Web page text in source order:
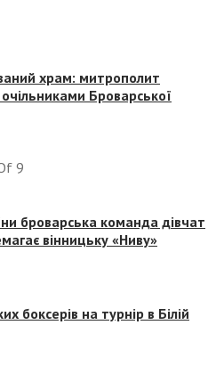
храм: митрополит
очільниками Броварської
9
броварська команда дівчат
вінницьку «Ниву»
боксерів на турнір в Білій